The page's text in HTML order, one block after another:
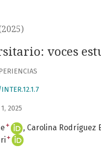
voces
2025
+ Carolina Rodríguez
+